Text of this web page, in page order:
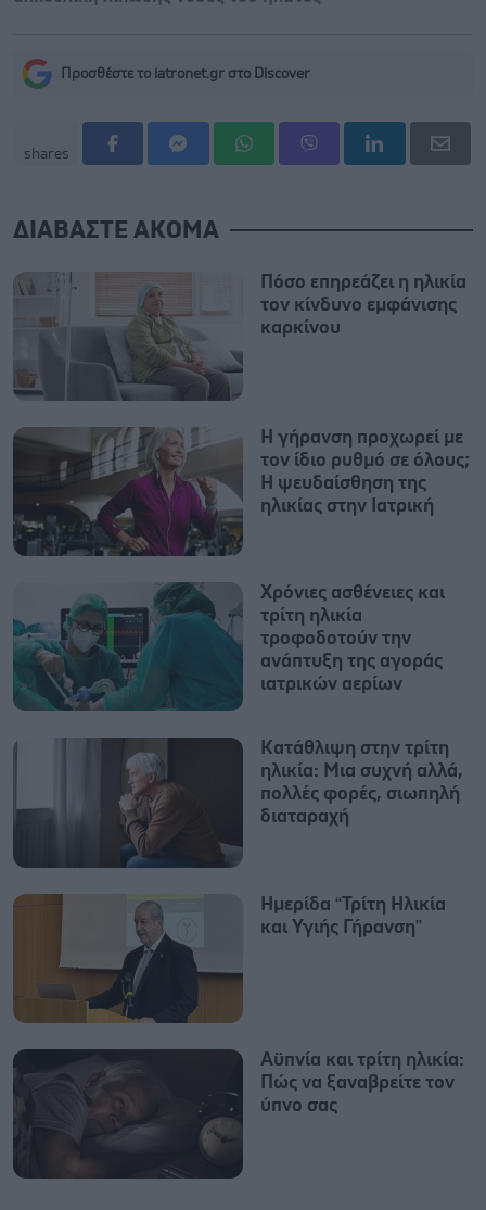
Προσθέστε το iatronet.gr στο Discover
shares
ΔΙΑΒΑΣΤΕ ΑΚΟΜΑ
Πόσο επηρεάζει η ηλικία
τον κίνδυνο εμφάνισης
καρκίνου
Η γήρανση προχωρεί με
τον ίδιο ρυθμό σε όλους;
Η ψευδαίσθηση της
ηλικίας στην Ιατρική
Χρόνιες ασθένειες και
τρίτη ηλικία
τροφοδοτούν την
ανάπτυξη της αγοράς
ιατρικών αερίων
Κατάθλιψη στην τρίτη
ηλικία: Μια συχνή αλλά,
πολλές φορές, σιωπηλή
διαταραχή
Ημερίδα “Τρίτη Ηλικία
και Υγιής Γήρανση”
Αϋπνία και τρίτη ηλικία:
Πώς να ξαναβρείτε τον
ύπνο σας